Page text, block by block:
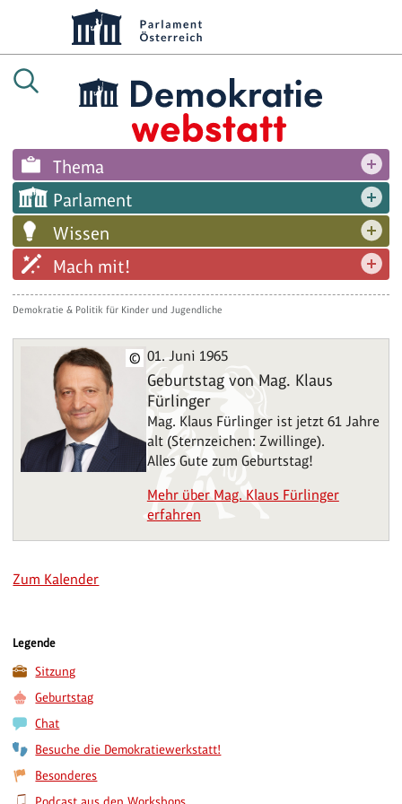
Thema
Parlament
Wissen
Mach mit!
Demokratie & Politik für Kinder und Jugendliche
© 01. Juni 1965
Geburtstag von Mag. Klaus
Fürlinger
Mag. Klaus Fürlinger ist jetzt 61 Jahre
alt (Sternzeichen: Zwillinge).
Alles Gute zum Geburtstag!
Mehr über Mag. Klaus Fürlinger
erfahren
Zum Kalender
Legende
Sitzung
Geburtstag
Chat
Besuche die Demokratiewerkstatt!
Besonderes